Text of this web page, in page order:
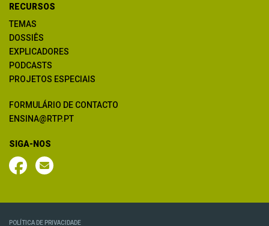
RECURSOS
TEMAS
DOSSIÊS
EXPLICADORES
PODCASTS
PROJETOS ESPECIAIS
FORMULÁRIO DE CONTACTO
ENSINA@RTP.PT
SIGA-NOS
POLÍTICA DE PRIVACIDADE